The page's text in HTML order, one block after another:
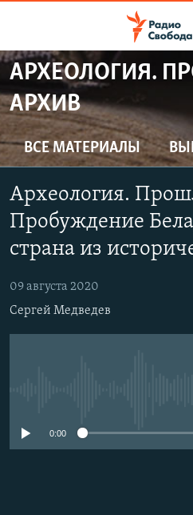
упрощенного
доступа
Вернуться
к
основному
Вернутся
главной
навигации
Вернутся
поиску
ПРОГРАММЫ
ПОДКАСТЫ
АВТОРСКИЕ ПРОЕКТЫ
ЦИТАТЫ СВОБОДЫ
МНЕНИЯ
КУЛЬТУРА
IDEL.РЕАЛИИ
КАВКАЗ.РЕАЛИИ
СЕВЕР.РЕАЛИИ
АРХЕОЛОГИЯ.
АРХИВ
ВСЕ МАТЕРИАЛЫ
Археология.
Пробуждение
страна из
09 августа 2020
Сергей Медведев
0:00